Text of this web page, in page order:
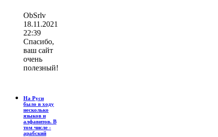
ОbSrlv
18.11.2021
22:39
Спасибо,
ваш сайт
очень
полезный!
На Руси
было в ходу
несколько
языков и
алфавитов. В
том числе -
арабский